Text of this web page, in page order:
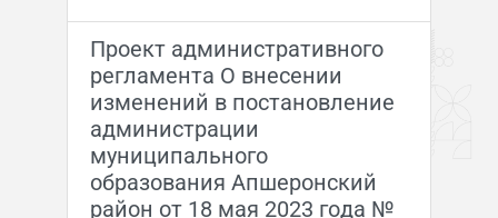
Проект административного
регламента О внесении
изменений в постановление
администрации
муниципального
образования Апшеронский
район от 18 мая 2023 года №